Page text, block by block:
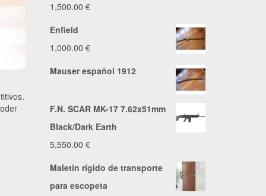
1,500.00 €
Enfield
1,000.00 €
Mauser español 1912
F.N. SCAR MK-17 7.62x51mm
Black/Dark Earth
5,550.00 €
Maletín rígido de transporte
para escopeta